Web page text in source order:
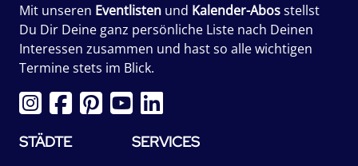
Mit unseren Eventlisten und Kalender-Abosstellst
Du Dir Deine ganz persönliche Liste nach Deinen
Interessen zusammen und hast so alle wichtigen
Termine stets im Blick.
STÄDTE SERVICES